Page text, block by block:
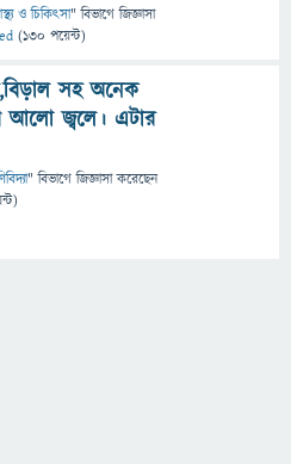
ও চিকিৎসা" বিভাগে জিজ্ঞাসা
(130 পয়েন্ট)
সহ অনেক
আলো জ্বলে। এটার
" বিভাগে জিজ্ঞাসাকরেছেন